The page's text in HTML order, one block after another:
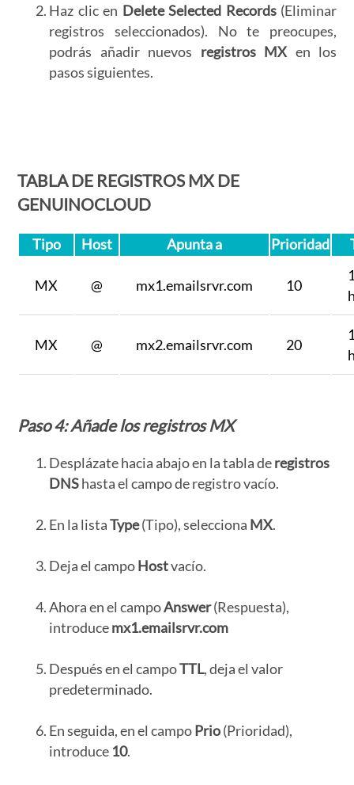
Haz clic en Delete Selected Records(Eliminar
registros seleccionados). No te preocupes,
podrás añadir nuevos registros MX en los
pasos siguientes.
TABLA DE REGISTROS MX DE
GENUINOCLOUD
Tipo Host Apunta a Prioridad
MX @ mx1.emailsrvr.com 10
MX @ mx2.emailsrvr.com 20
Paso 4: Añade losregistros MX
Desplázate hacia abajo en la tabla deregistros
DNShasta el campo de registro vacío.
En la listaType(Tipo), selecciona MX.
Deja el campo Hostvacío.
Ahora en el campoAnswer(Respuesta),
introducemx1.emailsrvr.com
Después en el campoTTL, deja el valor
predeterminado.
En seguida, en el campo Prio(Prioridad),
introduce 10.